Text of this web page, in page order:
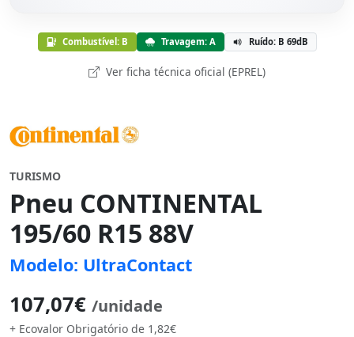
Combustível: B Travagem: A Ruído: B 69dB
Ver ficha técnica oficial (EPREL)
TURISMO
Pneu CONTINENTAL
195/60 R15 88V
Modelo: UltraContact
107,07€ /unidade
+ Ecovalor Obrigatório de 1,82€